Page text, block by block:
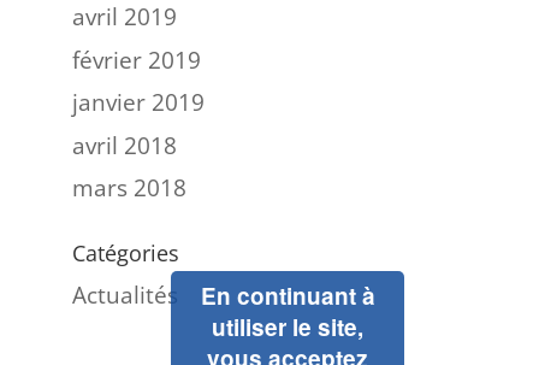
avril 2019
février 2019
janvier 2019
avril 2018
mars 2018
Catégories
Actualités
En continuant à
utiliser le site,
vous acceptez